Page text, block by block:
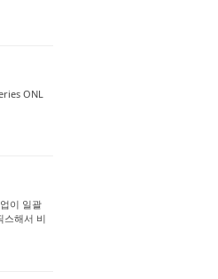
ONL
이 일괄
스해서 비